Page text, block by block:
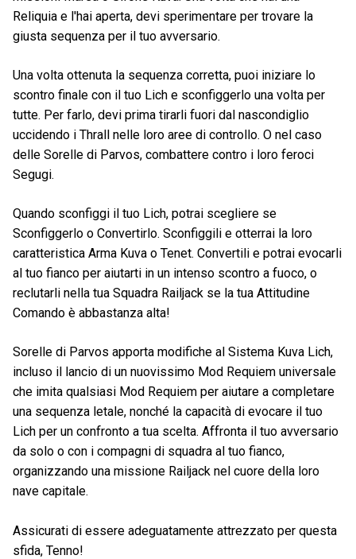
Reliquia e l'hai aperta, devi sperimentare per trovare la
giusta sequenza per il tuo avversario.
Una volta ottenuta la sequenza corretta, puoi iniziare lo
scontro finale con il tuo Lich e sconfiggerlo una volta per
tutte. Per farlo, devi prima tirarli fuori dal nascondiglio
uccidendo i Thrall nelle loro aree di controllo. O nel caso
delle Sorelle di Parvos, combattere contro i loro feroci
Segugi.
Quando sconfiggi il tuo Lich, potrai scegliere se
Sconfiggerlo o Convertirlo. Sconfiggili e otterrai la loro
caratteristica Arma Kuva o Tenet. Convertili e potrai evocarli
al tuo fianco per aiutarti in un intenso scontro a fuoco, o
reclutarli nella tua Squadra Railjack se la tua Attitudine
Comando è abbastanza alta!
Sorelle di Parvos apporta modifiche al Sistema Kuva Lich,
incluso il lancio di un nuovissimo Mod Requiem universale
che imita qualsiasi Mod Requiem per aiutare a completare
una sequenza letale, nonché la capacità di evocare il tuo
Lich per un confronto a tua scelta. Affronta il tuo avversario
da solo o con i compagni di squadra al tuo fianco,
organizzando una missione Railjack nel cuore della loro
nave capitale.
Assicurati di essere adeguatamente attrezzato per questa
sfida, Tenno!